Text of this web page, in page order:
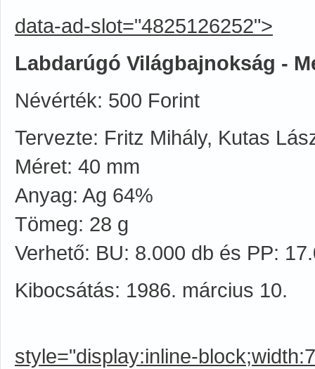
data-ad-slot="4825126252">
Labdarúgó Világbajnokság -
Névérték: 500 Forint
Tervezte: Fritz Mihály, Kutas
Méret: 40 mm
Anyag: Ag 64%
Tömeg: 28 g
Verhető: BU: 8.000 db és PP:
Kibocsátás: 1986. március 10.
style="display:inline-